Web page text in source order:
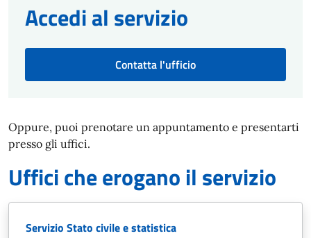
Accedi al servizio
Contatta l'ufficio
Oppure, puoi prenotare un appuntamento e presentarti
presso gli uffici.
Uffici che erogano il servizio
Servizio Stato civile e statistica